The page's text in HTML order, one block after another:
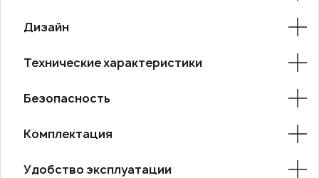
Дизайн
Технические характеристики
Безопасность
Комплектация
Удобство эксплуатации